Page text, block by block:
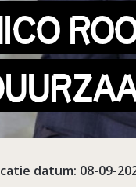
datum: 08-09-